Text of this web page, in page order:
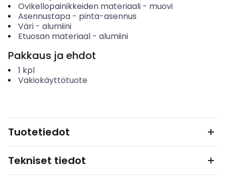
Ovikellopainikkeiden materiaali- muovi
Asennustapa- pinta-asennus
Väri- alumiini
Etuosan materiaal- alumiini
Pakkaus ja ehdot
1 kpl
Vakiokäyttötuote
Tuotetiedot
Tekniset tiedot